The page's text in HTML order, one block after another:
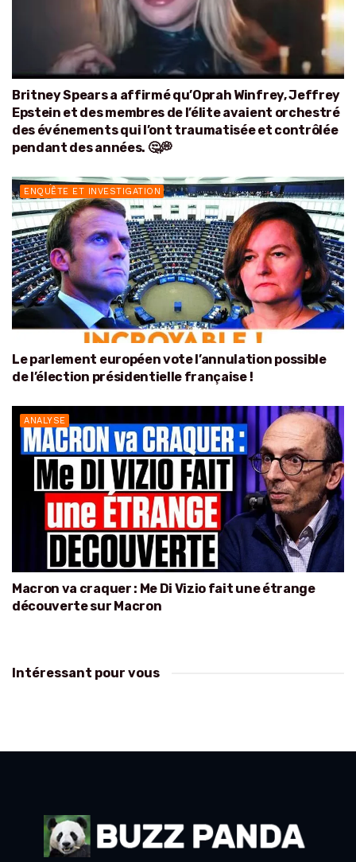
Britney Spears a affirmé qu’Oprah Winfrey, Jeffrey
Epstein et des membres de l’élite avaient orchestré
des événements qui l’ont traumatisée et contrôlée
pendant des années. 🤔💭
ENQUÊTE ET INVESTIGATION
Le parlement européen vote l’annulation possible
de l’élection présidentielle française !
ANALYSE
Macron va craquer : Me Di Vizio fait une étrange
découverte sur Macron
Intéressant pour vous